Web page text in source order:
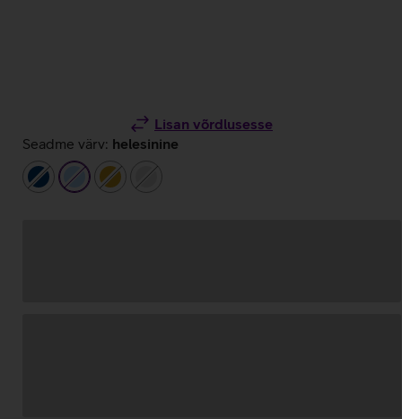
Lisan võrdlusesse
Seadme värv: helesinine
tumesinine
helesininekuldnehõbedane